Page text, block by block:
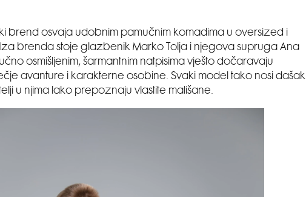
brend osvaja udobnim pamučnim komadima u oversized i
brenda stoje glazbenik Marko Tolja i njegova supruga Ana
osmišljenim, šarmantnim natpisima vješto dočaravaju
avanture i karakterne osobine. Svaki model tako nosi dašak
u njima lako prepoznaju vlastite mališane.